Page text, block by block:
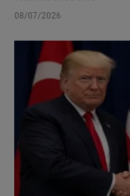
08/07/2026